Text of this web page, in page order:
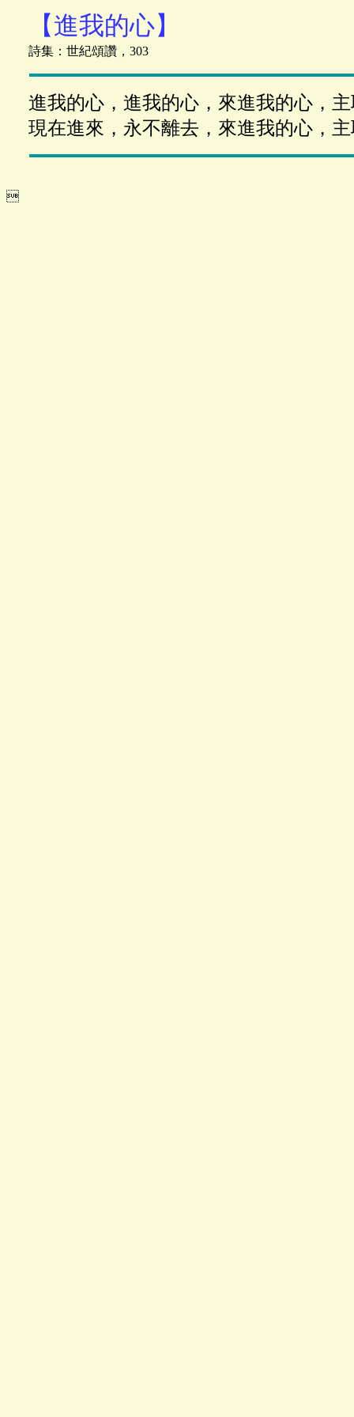
【進我的心】
詩集：世紀頌讚，303
進我的心，進我的心，來進我的心，
現在進來，永不離去，來進我的心，
